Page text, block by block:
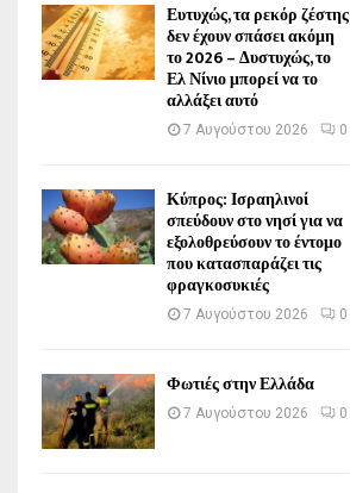
Ευτυχώς, τα ρεκόρ ζέστης
δεν έχουν σπάσει ακόμη
το 2026 – Δυστυχώς, το
Ελ Νίνιο μπορεί να το
αλλάξει αυτό
7 Αυγούστου 2026 0
Κύπρος: Ισραηλινοί
σπεύδουν στο νησί για να
εξολοθρεύσουν το έντομο
που κατασπαράζει τις
φραγκοσυκιές
7 Αυγούστου 2026 0
Φωτιές στην Ελλάδα
7 Αυγούστου 2026 0